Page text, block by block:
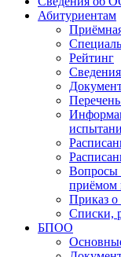
Абитуриентам
Рейтинг
Вопросы
приёмом
Приказ о
Списки,
БПОО